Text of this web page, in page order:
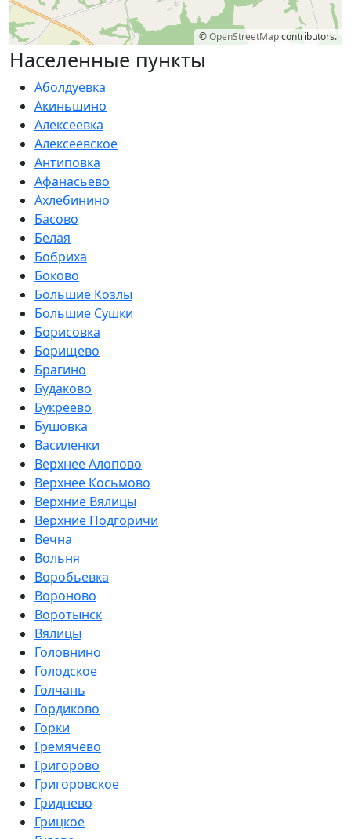
©OpenStreetMapcontributors.
Населенные пункты
Аболдуевка
Акиньшино
Алексеевка
Алексеевское
Антиповка
Афанасьево
Ахлебинино
Басово
Белая
Бобриха
Боково
Большие Козлы
Большие Сушки
Борисовка
Борищево
Брагино
Будаково
Букреево
Бушовка
Василенки
Верхнее Алопово
Верхнее Косьмово
Верхние Вялицы
Верхние Подгоричи
Вечна
Вольня
Воробьевка
Вороново
Воротынск
Вялицы
Головнино
Голодское
Голчань
Гордиково
Горки
Гремячево
Григорово
Григоровское
Гриднево
Грицкое